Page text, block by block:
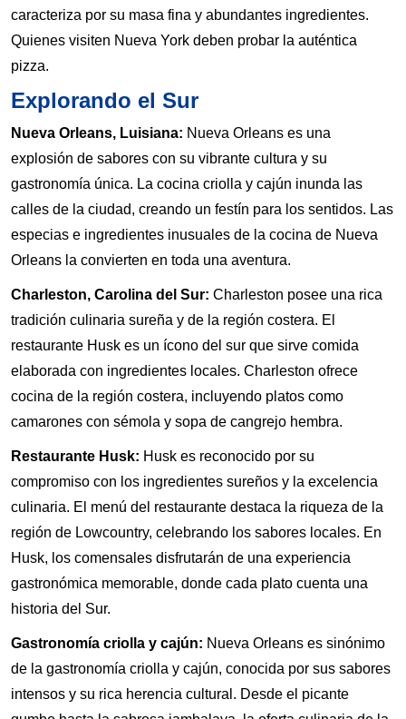
caracteriza por su masa fina y abundantes ingredientes.
Quienes visiten Nueva York deben probar la auténtica
pizza.
Explorando el Sur
Nueva Orleans, Luisiana: Nueva Orleans es una
explosión de sabores con su vibrante cultura y su
gastronomía única. La cocina criolla y cajún inunda las
calles de la ciudad, creando un festín para los sentidos. Las
especias e ingredientes inusuales de la cocina de Nueva
Orleans la convierten en toda una aventura.
Charleston, Carolina del Sur: Charleston posee una rica
tradición culinaria sureña y de la región costera. El
restaurante Husk es un ícono del sur que sirve comida
elaborada con ingredientes locales. Charleston ofrece
cocina de la región costera, incluyendo platos como
camarones con sémola y sopa de cangrejo hembra.
Restaurante Husk: Husk es reconocido por su
compromiso con los ingredientes sureños y la excelencia
culinaria. El menú del restaurante destaca la riqueza de la
región de Lowcountry, celebrando los sabores locales. En
Husk, los comensales disfrutarán de una experiencia
gastronómica memorable, donde cada plato cuenta una
historia del Sur.
Gastronomía criolla y cajún: Nueva Orleans es sinónimo
de la gastronomía criolla y cajún, conocida por sus sabores
intensos y su rica herencia cultural. Desde el picante